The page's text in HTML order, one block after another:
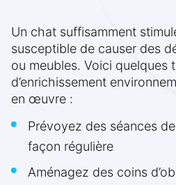
Un chat suffisamment
susceptible de causer des
ou meubles. Voici quelques
d’enrichissement
en œuvre :
Prévoyez des séances
façon régulière
Aménagez des coins